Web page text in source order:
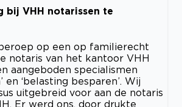
bij VHH notarissen te
op een op familierecht
notaris van het kantoor VHH
aangeboden specialismen
en ‘belasting besparen’. Wij
uitgebreid voor aan de notaris
Er werd ons, door drukte